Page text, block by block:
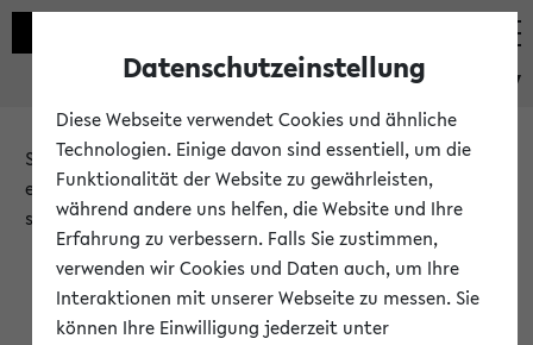
eKVV
Sie möchten auf eine eKVV Funktion zugreifen, die Ihnen
erst nach einer Anmeldung am System zur Verfügung
steht.
Bitte melden Sie sich an:
Datenschutzeinstellung
Diese Webseite verwendet Cookies und ähnliche
Technologien. Einige davon sind essentiell, um die
Funktionalität der Website zu gewährleisten,
während andere uns helfen, die Website und Ihre
Erfahrung zu verbessern. Falls Sie zustimmen,
verwenden wir Cookies und Daten auch, um Ihre
Interaktionen mit unserer Webseite zu messen. Sie
können Ihre Einwilligung jederzeit unter